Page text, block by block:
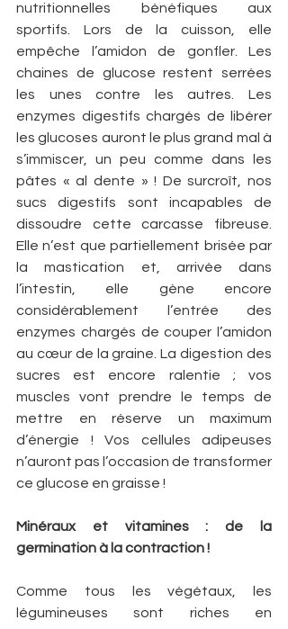
nutritionnelles bénéfiques aux
sportifs. Lors de la cuisson, elle
empêche l’amidon de gonfler. Les
chaines de glucose restent serrées
les unes contre les autres. Les
enzymes digestifs chargés de libérer
les glucoses auront le plus grand mal à
s’immiscer, un peu comme dans les
pâtes « al dente » ! De surcroît, nos
sucs digestifs sont incapables de
dissoudre cette carcasse fibreuse.
Elle n’est que partiellement brisée par
la mastication et, arrivée dans
l’intestin, elle gène encore
considérablement l’entrée des
enzymes chargés de couper l’amidon
au cœur de la graine. La digestion des
sucres est encore ralentie ; vos
muscles vont prendre le temps de
mettre en réserve un maximum
d’énergie ! Vos cellules adipeuses
n’auront pas l’occasion de transformer
ce glucose en graisse !
Minéraux et vitamines : de la
germination à la contraction !
Comme tous les végétaux, les
légumineuses sont riches en